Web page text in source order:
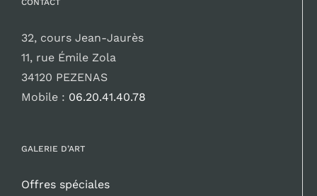
32, cours Jean-Jaurès
11, rue Émile Zola
34120 PEZENAS
Mobile : 06.20.41.40.78
GALERIE D’ART
Offres spéciales